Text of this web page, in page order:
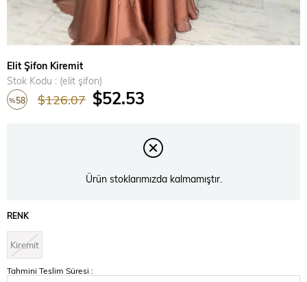
Elit Şifon Kiremit
Stok Kodu
(elit şifon)
%58 $126.07 $52.53
Ürün stoklarımızda kalmamıştır.
RENK
Kiremit
Tahmini Teslim Süresi :